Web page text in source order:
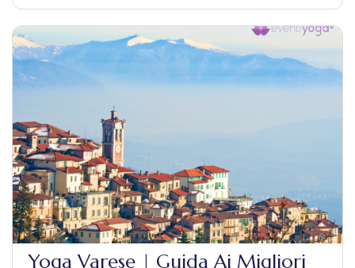
Yoga Varese | Guida Ai Migliori